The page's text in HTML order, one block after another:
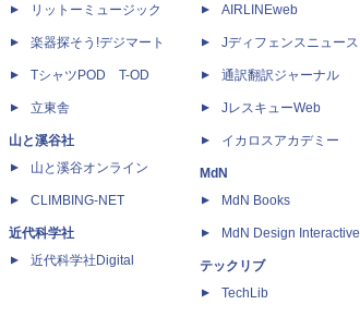
リットーミュージック
楽器探そう!デジマート
TシャツPOD T-OD
立東舎
山と溪谷社
山と溪谷オンライン
CLIMBING-NET
近代科学社
近代科学社Digital
AIRLINEweb
Jディフェンスニュース
通訳翻訳ジャーナル
JレスキューWeb
イカロスアカデミー
MdN
MdN Books
MdN Design Interactive
テックリブ
TechLib